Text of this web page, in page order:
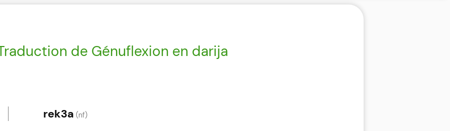
de Génuflexion en darija
rek3a (nf)